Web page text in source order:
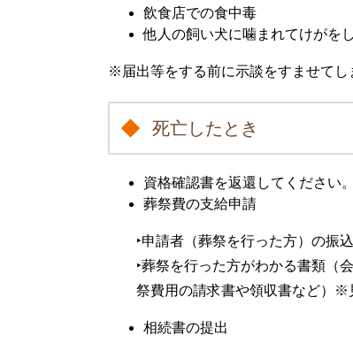
飲食店での食中毒
他人の飼い犬に噛まれてけが
※届出等をする前に示談をすませてし
死亡したとき
資格確認書を返還してください。
葬祭費の支給申請
‣申請者（葬祭を行った方）の振
‣葬祭を行った方がわかる書類（
祭費用の請求書や領収書など）※
相続書の提出